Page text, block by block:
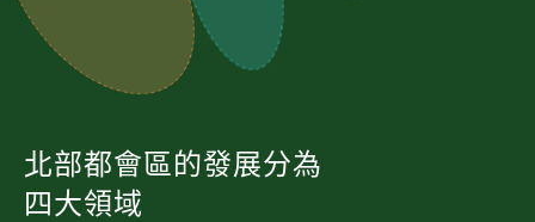
北部都會區的發展分為
四大領域